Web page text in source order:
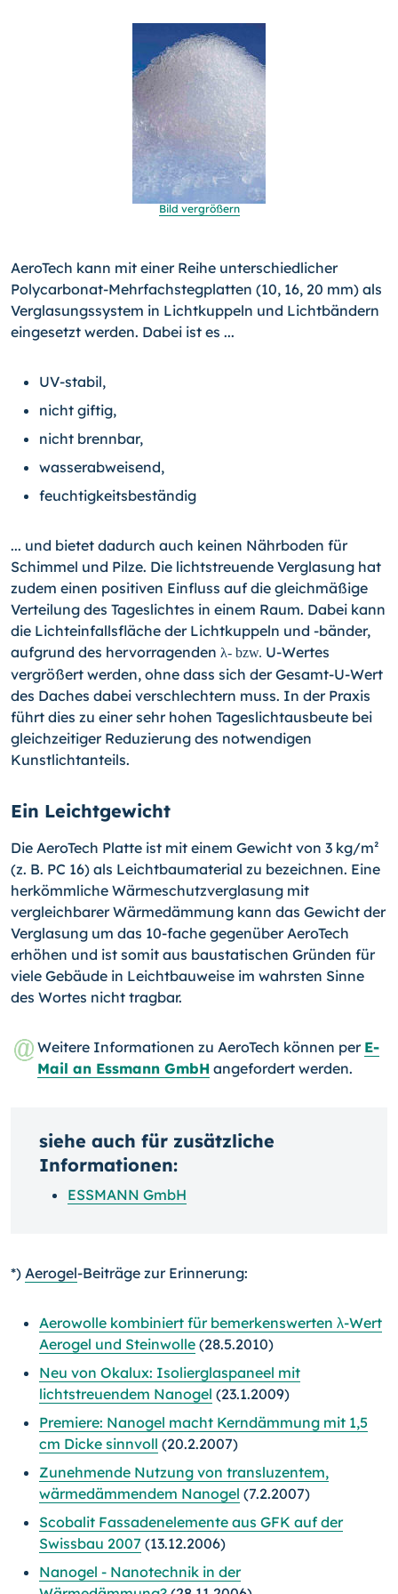
Bild vergrößern
AeroTech kann mit einer Reihe unterschiedlicher
Polycarbonat-Mehrfachstegplatten (10, 16, 20 mm) als
Verglasungssystem in Lichtkuppeln und Lichtbändern
eingesetzt werden. Dabei ist es ...
UV-stabil,
nicht giftig,
nicht brennbar,
wasserabweisend,
feuchtigkeitsbeständig
... und bietet dadurch auch keinen Nährboden für
Schimmel und Pilze. Die lichtstreuende Verglasung hat
zudem einen positiven Einfluss auf die gleichmäßige
Verteilung des Tageslichtes in einem Raum. Dabei kann
die Lichteinfallsfläche der Lichtkuppeln und -bänder,
aufgrund des hervorragenden λ- bzw. U-Wertes
vergrößert werden, ohne dass sich der Gesamt-U-Wert
des Daches dabei verschlechtern muss. In der Praxis
führt dies zu einer sehr hohen Tageslichtausbeute bei
gleichzeitiger Reduzierung des notwendigen
Kunstlichtanteils.
Ein Leichtgewicht
Die AeroTech Platte ist mit einem Gewicht von 3 kg/m²
(z. B. PC 16) als Leichtbaumaterial zu bezeichnen. Eine
herkömmliche Wärmeschutzverglasung mit
vergleichbarer Wärmedämmung kann das Gewicht der
Verglasung um das 10-fache gegenüber AeroTech
erhöhen und ist somit aus baustatischen Gründen für
viele Gebäude in Leichtbauweise im wahrsten Sinne
des Wortes nicht tragbar.
Weitere Informationen zu AeroTech können per E-
Mail an Essmann GmbH angefordert werden.
siehe auch für zusätzliche
Informationen:
ESSMANN GmbH
*) Aerogel-Beiträge zur Erinnerung:
Aerowolle kombiniert für bemerkenswerten λ-Wert
Aerogel und Steinwolle (28.5.2010)
Neu von Okalux: Isolierglaspaneel mit
lichtstreuendem Nanogel (23.1.2009)
Premiere: Nanogel macht Kerndämmung mit 1,5
cm Dicke sinnvoll (20.2.2007)
Zunehmende Nutzung von transluzentem,
wärmedämmendem Nanogel (7.2.2007)
Scobalit Fassadenelemente aus GFK auf der
Swissbau 2007 (13.12.2006)
Nanogel - Nanotechnik in der